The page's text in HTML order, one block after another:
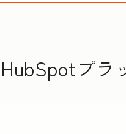
HubSpotプラ